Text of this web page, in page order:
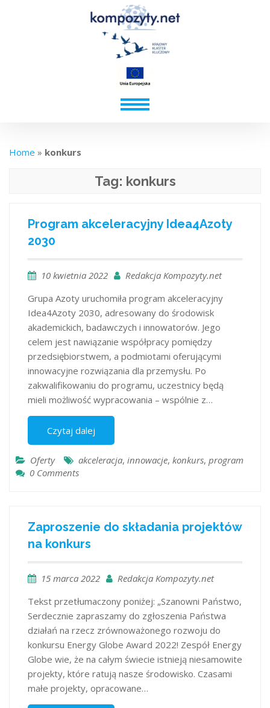
Home » konkurs
Tag: konkurs
Program akceleracyjny Idea4Azoty
2030
10 kwietnia 2022
Redakcja Kompozyty.net
Grupa Azoty uruchomiła program akceleracyjny
Idea4Azoty 2030, adresowany do środowisk
akademickich, badawczych i innowatorów. Jego
celem jest nawiązanie współpracy pomiędzy
przedsiębiorstwem, a podmiotami oferującymi
innowacyjne rozwiązania dla przemysłu. Po
zakwalifikowaniu do programu, uczestnicy będą
mieli możliwość wypracowania – wspólnie z…
Czytaj dalej
Oferty akceleracja, innowacje, konkurs, program
0 Comments
Zaproszenie do składania projektów
na konkurs
15 marca 2022
Redakcja Kompozyty.net
Tekst przetłumaczony poniżej: „Szanowni Państwo,
Serdecznie zapraszamy do zgłoszenia Państwa
działań na rzecz zrównoważonego rozwoju do
konkursu Energy Globe Award 2022! Zespół Energy
Globe wie, że na całym świecie istnieją niesamowite
projekty, które ratują nasze środowisko. Czasami
małe projekty, opracowane…